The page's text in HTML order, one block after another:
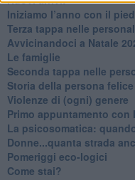
​Iniziamo l’anno con il
​Terza tappa nelle
​Avvicinandoci a Natale
Le famiglie
Seconda tappa nelle
​Storia della persona felice
Violenze di (ogni) genere
​Primo appuntamento
La psicosomatica:
Donne...quanta strada
​Pomeriggi eco-logici
​Come stai?